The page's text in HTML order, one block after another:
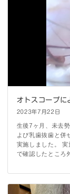
オトスコープに
2023年7月22日
生後7ヶ月、未去
よび乳歯抜歯と併
実施しました。
で確認したところ